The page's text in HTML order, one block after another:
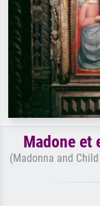
Madone et
(Madonna and